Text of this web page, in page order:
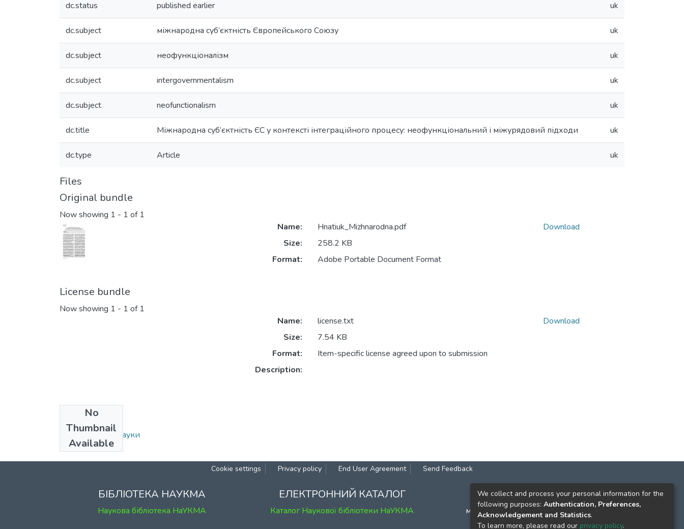
dc.status published earlier uk
dc.subject міжнародна суб’єктність Європейського Союзу uk
dc.subject неофункціоналізм uk
dc.subject intergovernmentalism uk
dc.subject neofunctionalism uk
dc.title Міжнародна суб’єктність ЄС у контексті інтеграційного процесу: неофункціональний і міжурядовий підходи uk
dc.type Article uk
Files
Original bundle
Now showing 1 - 1 of 1
Name:
Hnatiuk_Mizhnarodna.pdf
Size:
258.2 KB
Format:
Adobe Portable Document Format
Download
License bundle
Now showing 1 - 1 of 1
No
Thumbnail
Available
Name:
license.txt
Size:
7.54 KB
Format:
Item-specific license agreed upon to submission
Description:
Download
Collections
108: Політичні науки
Cookie settings Privacy policy End User Agreement Send Feedback
БІБЛІОТЕКА НАУКМА
Наукова бібліотека НаУКМА
ЕЛЕКТРОННИЙ КАТАЛОГ
Каталог Наукової бібліотеки НаУКМА
КОНТАКТИ
м. Київ, вул. Григорія Сковороди, 2
к. 1, к. 120
We collect and process your personal information for the
following purposes: Authentication, Preferences,
Acknowledgement and Statistics.
To learn more, please read our privacy policy.